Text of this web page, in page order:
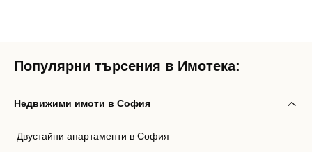
Популярни търсения в Имотека:
Недвижими имоти в София
Двустайни апартаменти в София